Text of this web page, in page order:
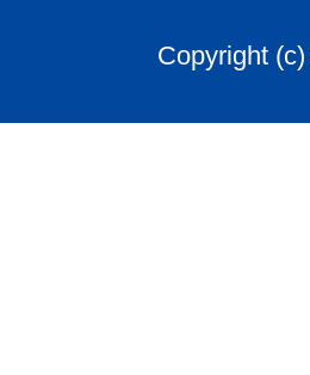
Copyright